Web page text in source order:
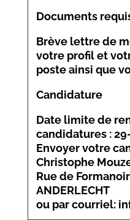
Documents
Brève lettre de
votre profil et
poste ainsi que
Candidature
Date limite de
candidatures :
Envoyer votre
Christophe
Rue de
ANDERLECHT
ou par courriel: